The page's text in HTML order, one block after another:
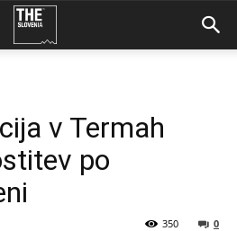
v Termah
po
0
350